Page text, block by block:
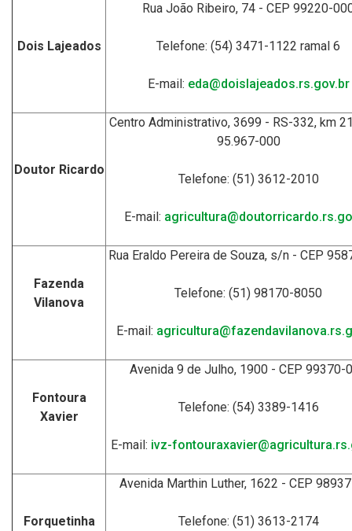
Dois Lajeados
Rua João Ribeiro, 74 - CEP 99220-
Telefone: (54) 3471-1122 ramal 6
E-mail: eda@doislajeados.rs.gov.br
Doutor Ricardo
Centro Administrativo, 3699 - RS-332, km
95.967-000
Telefone: (51) 3612-2010
E-mail:
Fazenda
Vilanova
Rua Eraldo Pereira de Souza, s/n - CEP
Telefone: (51) 98170-8050
E-mail:
Fontoura
Xavier
Avenida 9 de Julho, 1900 - CEP 99370-
Telefone: (54) 3389-1416
E-mail: ivz-
Forquetinha
Avenida Marthin Luther, 1622 - CEP
Telefone: (51) 3613-2174